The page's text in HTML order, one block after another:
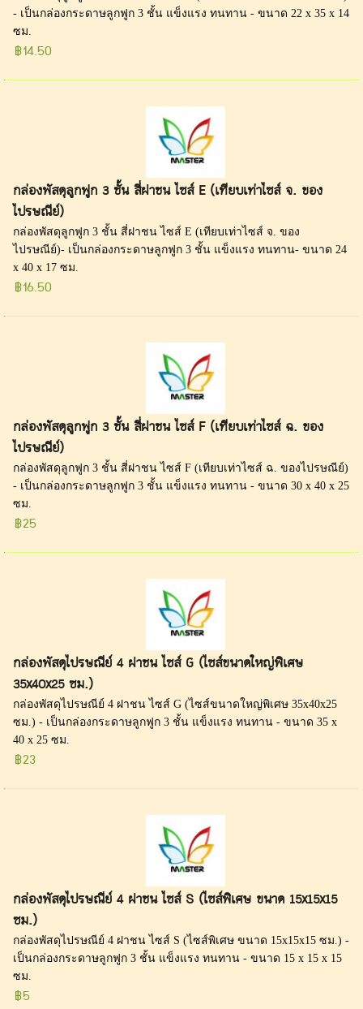
- เป็นกล่องกระดาษลูกฟูก 3 ชั้น แข็งแรง ทนทาน - ขนาด 22 x 35 x 14
ซม.
฿14.50
กล่องพัสดุลูกฟูก 3 ชั้น สี่ฝาชน ไซส์ E (เทียบเท่าไซส์ จ. ของ
ไปรษณีย์)
กล่องพัสดุลูกฟูก 3 ชั้น สี่ฝาชน ไซส์ E (เทียบเท่าไซส์ จ. ของ
ไปรษณีย์)- เป็นกล่องกระดาษลูกฟูก 3 ชั้น แข็งแรง ทนทาน- ขนาด 24
x 40 x 17 ซม.
฿16.50
กล่องพัสดุลูกฟูก 3 ชั้น สี่ฝาชน ไซส์ F (เทียบเท่าไซส์ ฉ. ของ
ไปรษณีย์)
กล่องพัสดุลูกฟูก 3 ชั้น สี่ฝาชน ไซส์ F (เทียบเท่าไซส์ ฉ. ของไปรษณีย์)
- เป็นกล่องกระดาษลูกฟูก 3 ชั้น แข็งแรง ทนทาน - ขนาด 30 x 40 x 25
ซม.
฿25
กล่องพัสดุไปรษณีย์ 4 ฝาชน ไซส์ G (ไซส์ขนาดใหญ่พิเศษ
35x40x25 ซม.)
กล่องพัสดุไปรษณีย์ 4 ฝาชน ไซส์ G (ไซส์ขนาดใหญ่พิเศษ 35x40x25
ซม.) - เป็นกล่องกระดาษลูกฟูก 3 ชั้น แข็งแรง ทนทาน - ขนาด 35 x
40 x 25 ซม.
฿23
กล่องพัสดุไปรษณีย์ 4 ฝาชน ไซส์ S (ไซส์พิเศษ ขนาด 15x15x15
ซม.)
กล่องพัสดุไปรษณีย์ 4 ฝาชน ไซส์ S (ไซส์พิเศษ ขนาด 15x15x15 ซม.) -
เป็นกล่องกระดาษลูกฟูก 3 ชั้น แข็งแรง ทนทาน - ขนาด 15 x 15 x 15
ซม.
฿5